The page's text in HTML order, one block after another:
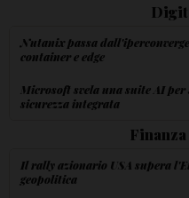
Nutanix passa
container e edge
Microsoft svela una suite AI
sicurezza integrata
Il rally azionario USA supera
geopolitica